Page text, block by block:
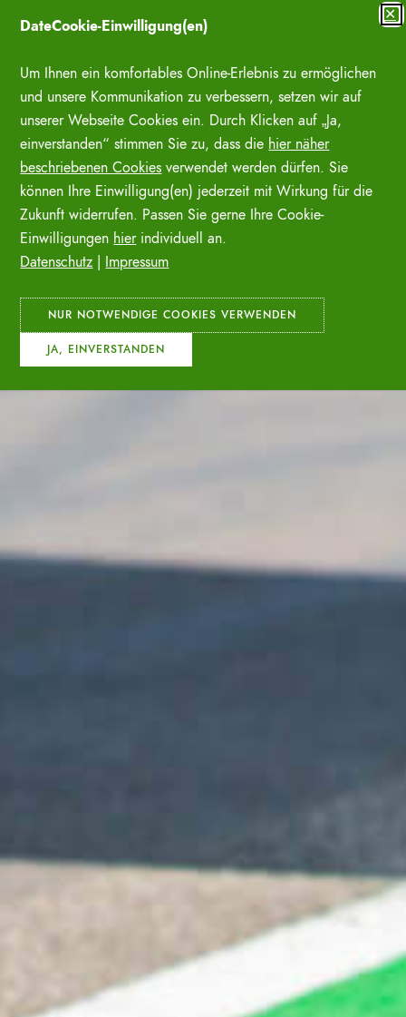
Inhalt
✕
DateCookie-Einwilligung(en)
Um Ihnen ein komfortables Online-Erlebnis zu ermöglichen
und unsere Kommunikation zu verbessern, setzen wir auf
unserer Webseite Cookies ein. Durch Klicken auf „Ja,
einverstanden“ stimmen Sie zu, dass die hier näher
beschriebenen Cookies verwendet werden dürfen. Sie
können Ihre Einwilligung(en) jederzeit mit Wirkung für die
Zukunft widerrufen. Passen Sie gerne Ihre Cookie-
Einwilligungen hierindividuell an.
Datenschutz
Impressum